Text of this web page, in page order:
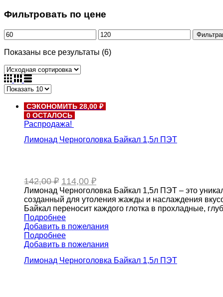
Фильтровать по цене
Показаны все результаты (6)
СЭКОНОМИТЬ 28,00 ₽
0 ОСТАЛОСЬ
Распродажа!
Лимонад Черноголовка Байкал 1,5л ПЭТ
142,00₽ Первоначальная
цена
составляла
142,00 ₽.
114,00 ₽Текущая
цена:
114,00 ₽.
Лимонад Черноголовка Байкал 1,5л ПЭТ – это
созданный для утоления жажды и наслаждения
Байкал переносит каждого глотка в прохладные,
Подробнее
Добавить в пожелания
Подробнее
Добавить в пожелания
Лимонад Черноголовка Байкал 1,5л ПЭТ